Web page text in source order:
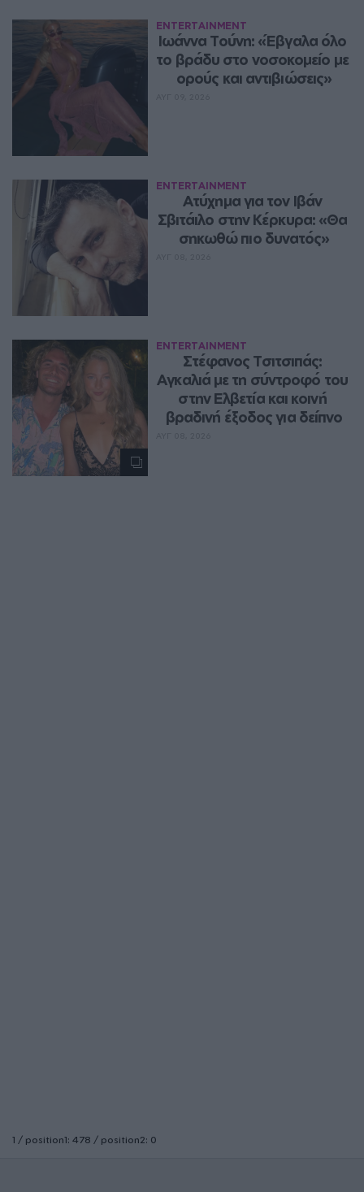
ENTERTAINMENT
Ιωάννα Τούνη: «Έβγαλα όλο
το βράδυ στο νοσοκομείο με
ορούς και αντιβιώσεις»
ENTERTAINMENT
Ατύχημα για τον Ιβάν
Σβιτάιλο στην Κέρκυρα: «Θα
σηκωθώ πιο δυνατός»
ENTERTAINMENT
Στέφανος Τσιτσιπάς:
Αγκαλιά με τη σύντροφό του
στην Ελβετία και κοινή
βραδινή έξοδος για δείπνο
1 / position1: 478 / position2: 0